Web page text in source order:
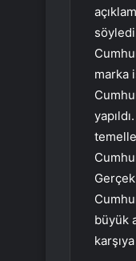
marka
büyük